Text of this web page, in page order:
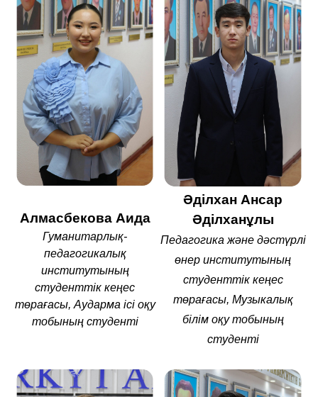
Алмасбекова Аида
Гуманитарлық-
педагогикалық
институтының
студенттік кеңес
төрағасы, Аударма ісі оқу
тобының студенті
Әділхан Ансар
Әділханұлы
Педагогика және дәстүрлі
өнер институтының
студенттік кеңес
төрағасы, Музыкалық
білім оқу тобының
студенті